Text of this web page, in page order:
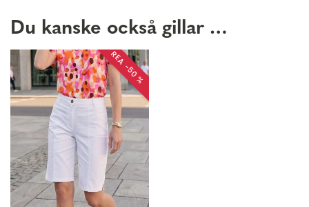
Du kanske också gillar …
REA −50 %